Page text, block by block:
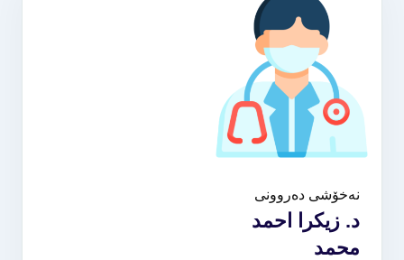
نەخۆشی دەروونی
د. زیکرا احمد
محمد